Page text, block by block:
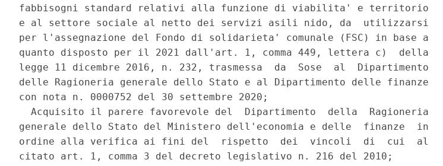
fabbisogni standard relativi alla funzione di viabilita' e territorio
e al settore sociale al netto dei servizi asili nido, da  utilizzarsi
per l'assegnazione del Fondo di solidarieta' comunale (FSC) in base a
quanto disposto per il 2021 dall'art. 1, comma 449, lettera c)  della
legge 11 dicembre 2016, n. 232, trasmessa  da  Sose  al  Dipartimento
delle Ragioneria generale dello Stato e al Dipartimento delle finanze
con nota n. 0000752 del 30 settembre 2020;
  Acquisito il parere favorevole del  Dipartimento  della  Ragioneria
generale dello Stato del Ministero dell'economia e delle  finanze  in
ordine alla verifica ai fini del  rispetto  dei  vincoli  di  cui  al
citato art. 1, comma 3 del decreto legislativo n. 216 del 2010;